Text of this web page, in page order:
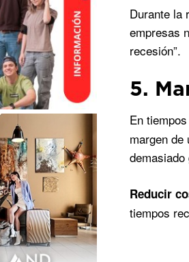
Durante la
empresas
recesión”.
5.
En
margen
demasiado
Reducir
tiempos